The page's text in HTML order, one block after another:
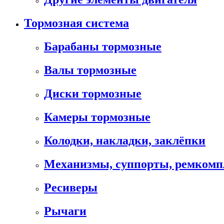
Тормозная система
Барабаны тормозные
Валы тормозные
Диски тормозные
Камеры тормозные
Колодки, накладки, заклёпки
Механизмы, суппорты,
Ресиверы
Рычаги